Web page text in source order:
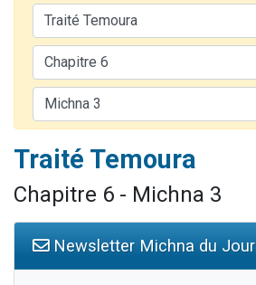
2 personnes viennent de faire un don
Il reste 49 places pour
Traité Temoura
Chapitre 6 - Michna 3
Newsletter Michna du Jour